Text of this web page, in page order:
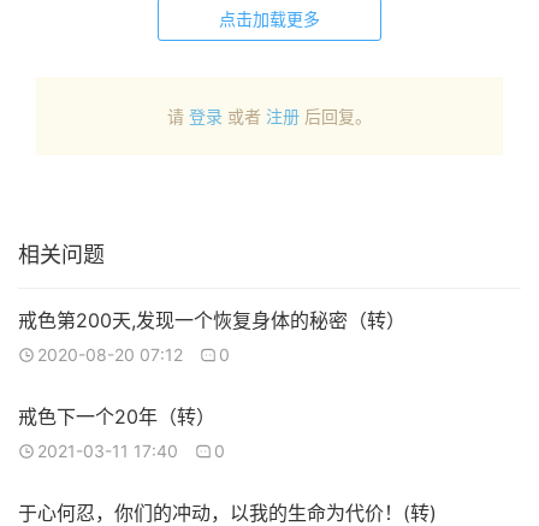
点击加载更多
请 登录 或者 注册 后回复。
相关问题
戒色第200天,发现一个恢复身体的秘密（转）
2020-08-20 07:12 0
戒色下一个20年（转）
2021-03-11 17:40 0
于心何忍，你们的冲动，以我的生命为代价！(转)